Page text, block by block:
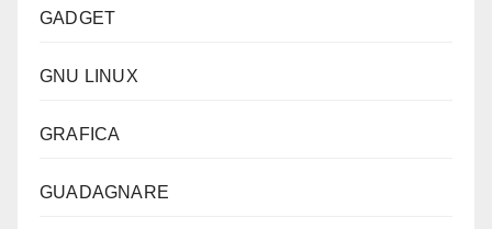
GADGET
GNU LINUX
GRAFICA
GUADAGNARE